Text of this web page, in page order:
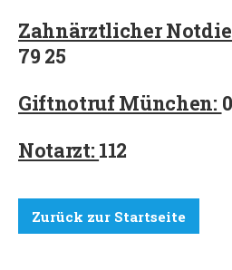
Zahnärztlicher
79 25
Giftnotruf München:
Notarzt: 112
Zurück zur Startseite